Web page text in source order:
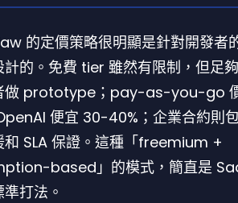
的定價策略很明顯是針對開發者
計的。免費 tier 雖然有限制，但足
做 prototype；pay-as-you-go
便宜 30-40%；企業合約則
和 SLA 保證。這種「freemium +
based」的模式，簡直是
打法。